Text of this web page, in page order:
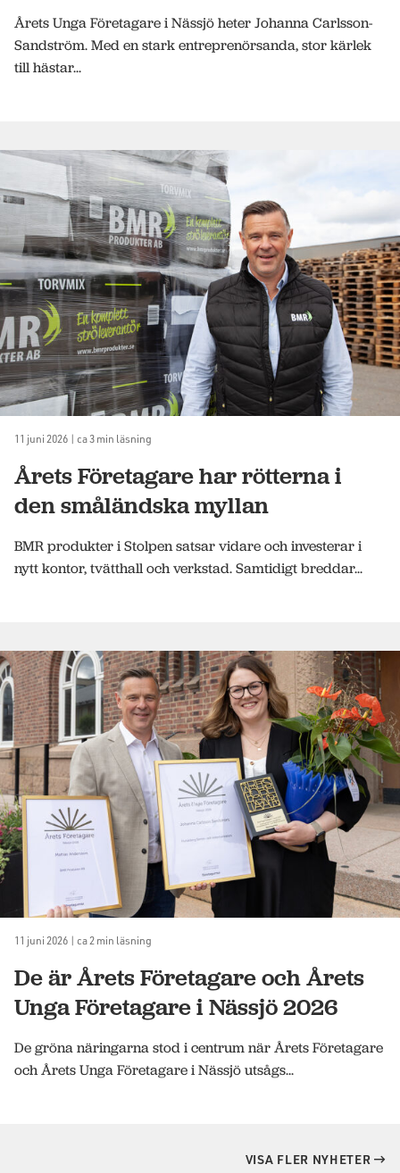
Årets Unga Företagare i Nässjö heter Johanna Carlsson-
Sandström. Med en stark entreprenörsanda, stor kärlek
till hästar...
11 juni 2026 | ca 3 min läsning
Årets Företagare har rötterna i
den småländska myllan
BMR produkter i Stolpen satsar vidare och investerar i
nytt kontor, tvätthall och verkstad. Samtidigt breddar...
11 juni 2026 | ca 2 min läsning
De är Årets Företagare och Årets
Unga Företagare i Nässjö 2026
De gröna näringarna stod i centrum när Årets Företagare
och Årets Unga Företagare i Nässjö utsågs...
VISA FLER NYHETER